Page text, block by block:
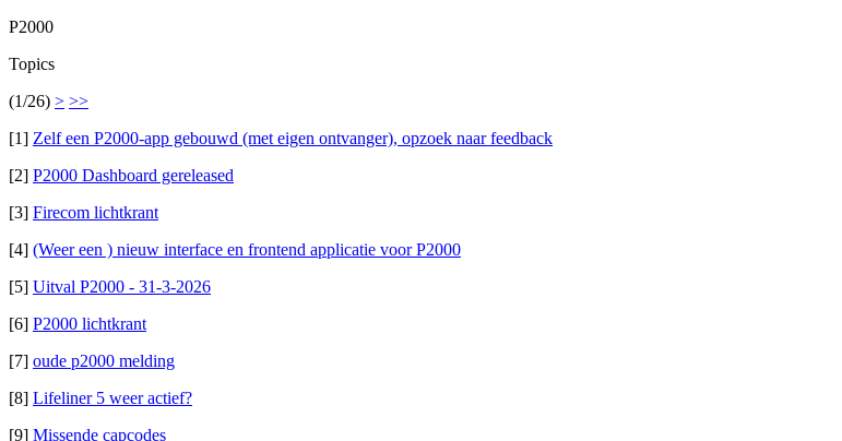
P2000
Topics
(1/26) > >>
[1] Zelf een P2000-app gebouwd (met eigen ontvanger), opzoek naar feedback
[2] P2000 Dashboard gereleased
[3] Firecom lichtkrant
[4] (Weer een ) nieuw interface en frontend applicatie voor P2000
[5] Uitval P2000 - 31-3-2026
[6] P2000 lichtkrant
[7] oude p2000 melding
[8] Lifeliner 5 weer actief?
[9] Missende capcodes